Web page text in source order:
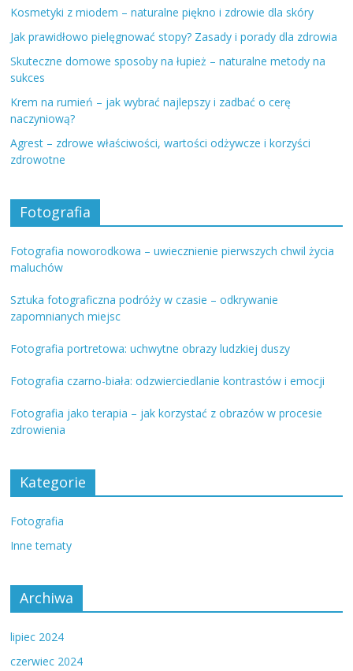
Kosmetyki z miodem – naturalne piękno i zdrowie dla skóry
Jak prawidłowo pielęgnować stopy? Zasady i porady dla zdrowia
Skuteczne domowe sposoby na łupież – naturalne metody na
sukces
Krem na rumień – jak wybrać najlepszy i zadbać o cerę
naczyniową?
Agrest – zdrowe właściwości, wartości odżywcze i korzyści
zdrowotne
Fotografia
Fotografia noworodkowa – uwiecznienie pierwszych chwil życia
maluchów
Sztuka fotograficzna podróży w czasie – odkrywanie
zapomnianych miejsc
Fotografia portretowa: uchwytne obrazy ludzkiej duszy
Fotografia czarno-biała: odzwierciedlanie kontrastów i emocji
Fotografia jako terapia – jak korzystać z obrazów w procesie
zdrowienia
Kategorie
Fotografia
Inne tematy
Archiwa
lipiec 2024
czerwiec 2024